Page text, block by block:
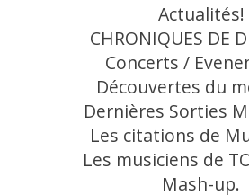
Actualités!
CHRONIQUES DE
Concerts /
Découvertes du
Dernières Sorties
Les citations de
Les musiciens de
Mash-up.